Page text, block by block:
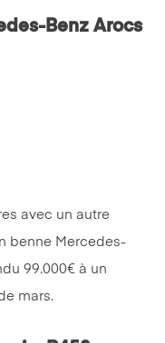
Benz Arocs
avec un autre
benne Mercedes-
99.000€ à un
mars.